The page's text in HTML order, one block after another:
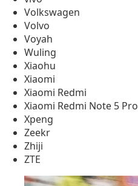
Volkswagen
Volvo
Voyah
Wuling
Xiaohu
Xiaomi
Xiaomi Redmi
Xiaomi Redmi Note 5 Pro
Xpeng
Zeekr
Zhiji
ZTE